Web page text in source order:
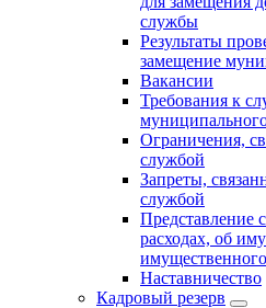
службы
Результаты
замещение
Вакансии
Требования к
Ограничения,
службой
Запреты,
службой
Представление
расходах, об
Наставничество
Кадровый резерв